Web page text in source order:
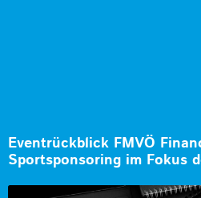
Eventrückblick FMVÖ
Sportsponsoring im Fokus